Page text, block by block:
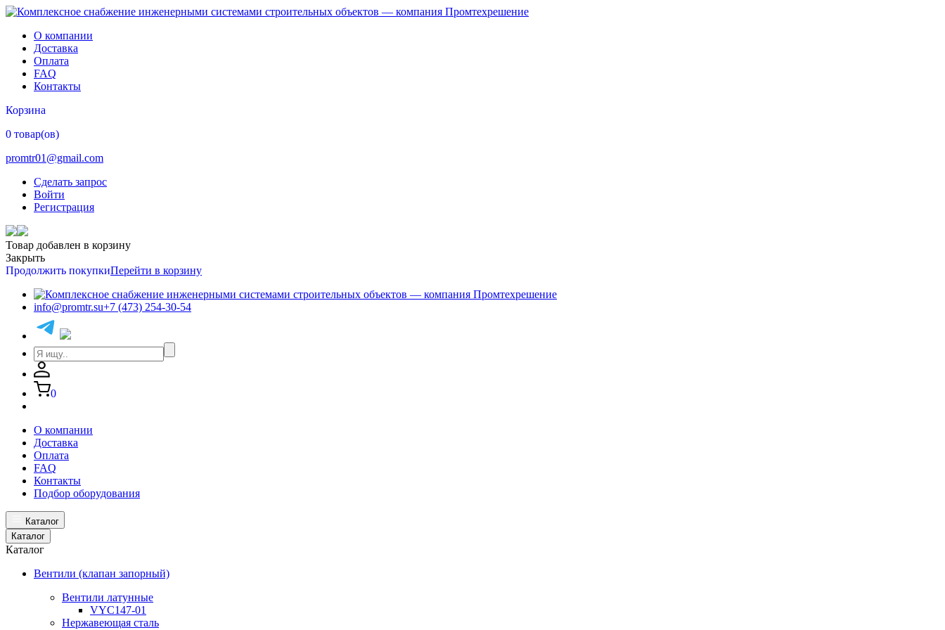
О компании
Доставка
Оплата
FAQ
Контакты
Корзина
0 товар(ов)
promtr01@gmail.com
Сделать запрос
Войти
Регистрация
Товар добавлен в корзину
Закрыть
Продолжить покупкиПерейти в корзину
info@promtr.su+7 (473) 254-30-54
0
О компании
Доставка
Оплата
FAQ
Контакты
Подбор оборудования
Каталог
Каталог
Каталог
Вентили (клапан запорный)
Вентили латунные
VYC147-01
Нержавеющая сталь